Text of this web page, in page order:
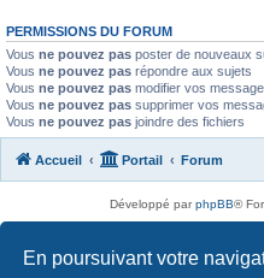
En poursuivant votre
PERMISSIONS DU FORUM
Vous ne pouvez pas poster de nouveaux
Vous ne pouvez pas répondre aux sujets
Vous ne pouvez pas modifier vos
Vous ne pouvez pas supprimer vos
Vous ne pouvez pas joindre des fichiers
Accueil Portail Forum
Développé parphpBB®
Traduit par